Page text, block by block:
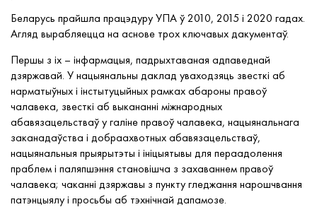
Беларусь прайшла працэдуру УПА ў 2010, 2015 і 2020 гадах.
Агляд вырабляецца на аснове трох ключавых дакументаў.
Першы з іх – інфармацыя, падрыхтаваная адпаведнай
дзяржавай. У нацыянальны даклад уваходзяць звесткі аб
нарматыўных і інстытуцыйных рамках абароны правоў
чалавека, звесткі аб выкананні міжнародных
абавязацельстваў у галіне правоў чалавека, нацыянальнага
заканадаўства і добраахвотных абавязацельстваў,
нацыянальныя прыярытэты і ініцыятывы для пераадолення
праблем і паляпшэння становішча з захаваннем правоў
чалавека; чаканні дзяржавы з пункту гледжання нарошчвання
патэнцыялу і просьбы аб тэхнічнай дапамозе.